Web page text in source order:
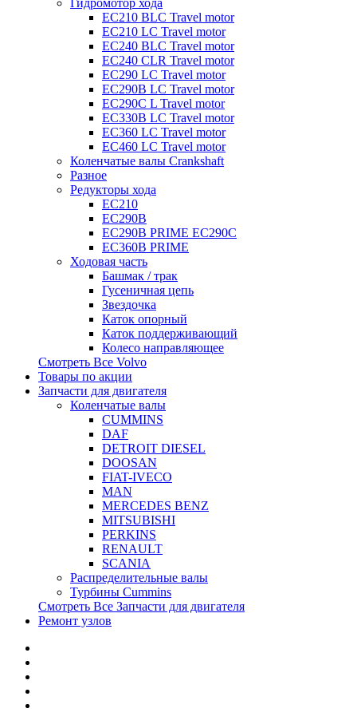
EC210 BLC Travel motor
EC210 LC Travel motor
EC240 BLC Travel motor
EC240 CLR Travel motor
EC290 LC Travel motor
EC290B LC Travel motor
EC290C L Travel motor
EC330B LC Travel motor
EC360 LC Travel motor
EC460 LC Travel motor
Коленчатые валы Crankshaft
Разное
Редукторы хода
EC210
EC290B
EC290B PRIME EC290C
EC360B PRIME
Ходовая часть
Башмак / трак
Гусеничная цепь
Звездочка
Каток опорный
Каток поддерживающий
Колесо направляющее
Смотреть Все Volvo
Товары по акции
Запчасти для двигателя
Коленчатые валы
CUMMINS
DAF
DETROIT DIESEL
DOOSAN
FIAT-IVECO
MAN
MERCEDES BENZ
MITSUBISHI
PERKINS
RENAULT
SCANIA
Распределительные валы
Турбины Cummins
Смотреть Все Запчасти для двигателя
Ремонт узлов